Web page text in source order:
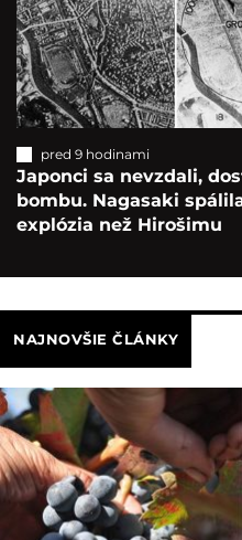
pred 9 hodinami
Japonci sa nevzdali,
bombu. Nagasaki
explózia než Hirošimu
NAJNOVŠIE ČLÁNKY